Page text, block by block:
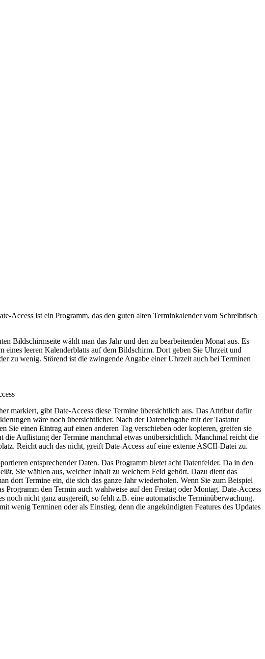
Access ist ein Programm, das den guten alten Terminkalender vom Schreibtisch
Bildschirmseite wählt man das Jahr und den zu bearbeitenden Monat aus. Es
eines leeren Kalenderblatts auf dem Bildschirm. Dort geben Sie Uhrzeit und
zu wenig. Störend ist die zwingende Angabe einer Uhrzeit auch bei Terminen
markiert, gibt Date-Access diese Termine übersichtlich aus. Das Attribut dafür
wäre noch übersichtlicher. Nach der Dateneingabe mit der Tastatur
einen Eintrag auf einen anderen Tag verschieben oder kopieren, greifen sie
Auflistung der Termine manchmal etwas unübersichtlich. Manchmal reicht die
Reicht auch das nicht, greift Date-Access auf eine externe ASCII-Datei zu.
entsprechender Daten. Das Programm bietet acht Datenfelder. Da in den
Sie wählen aus, welcher Inhalt zu welchem Feld gehört. Dazu dient das
dort Termine ein, die sich das ganze Jahr wiederholen. Wenn Sie zum Beispiel
den Termin auch wahlweise auf den Freitag oder Montag. Date-Access
nicht ganz ausgereift, so fehlt z.B. eine automatische Terminüberwachung.
wenig Terminen oder als Einstieg, denn die angekündigten Features des Updates